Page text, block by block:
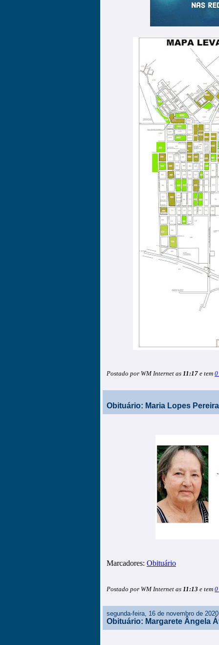
Postado por WM Internet as 11:17 e tem 0
Obituário: Maria Lopes Pereira
Marcadores: Obituário
Postado por WM Internet as 11:13 e tem 0
segunda-feira, 16 de novembro de 2020
Obituário: Margarete Ângela